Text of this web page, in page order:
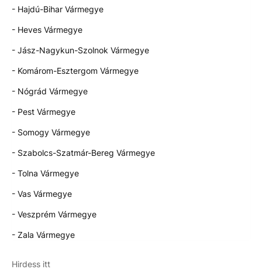
- Hajdú-Bihar Vármegye
- Heves Vármegye
- Jász-Nagykun-Szolnok Vármegye
- Komárom-Esztergom Vármegye
- Nógrád Vármegye
- Pest Vármegye
- Somogy Vármegye
- Szabolcs-Szatmár-Bereg Vármegye
- Tolna Vármegye
- Vas Vármegye
- Veszprém Vármegye
- Zala Vármegye
Hirdess itt